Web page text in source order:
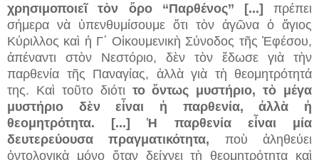
χρησιμοποιεῖ τὸν ὄρο ‘‘Παρθένος’’ [...] πρέπει
σήμερα νὰ ὑπενθυμίσουμε ὅτι τὸν ἀγῶνα ὁ ἅγιος
Κύριλλος καὶ ἡ Γ΄ Οἰκουμενικὴ Σύνοδος τῆς Ἐφέσου,
ἀπέναντι στὸν Νεστόριο, δὲν τὸν ἔδωσε γιὰ τὴν
παρθενία τῆς Παναγίας, ἀλλὰ γιὰ τὴ θεομητρότητά
της. Καὶ τοῦτο διότι το ὄντως μυστήριο, τὸ μέγα
μυστήριο δὲν εἶναι ἡ παρθενία, ἀλλὰ ἡ
θεομητρότητα. [...] Ἡ παρθενία εἶναι μία
δευτερεύουσα πραγματικότητα, ποὺ ἀληθεύει
ὀντολογικὰ μόνο ὅταν δείχνει τὴ θεομητρότητα καὶ